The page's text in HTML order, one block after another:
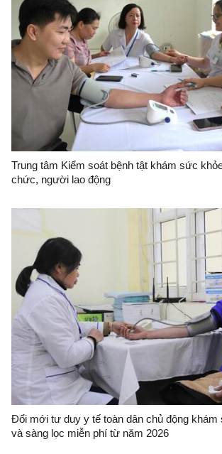
Trung tâm Kiểm soát bệnh tật khám sức
chức, người lao động
Đổi mới tư duy y tế toàn dân chủ động
và sàng lọc miễn phí từ năm 2026